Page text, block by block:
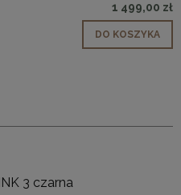
1 499,00 zł
DO KOSZYKA
3 czarna